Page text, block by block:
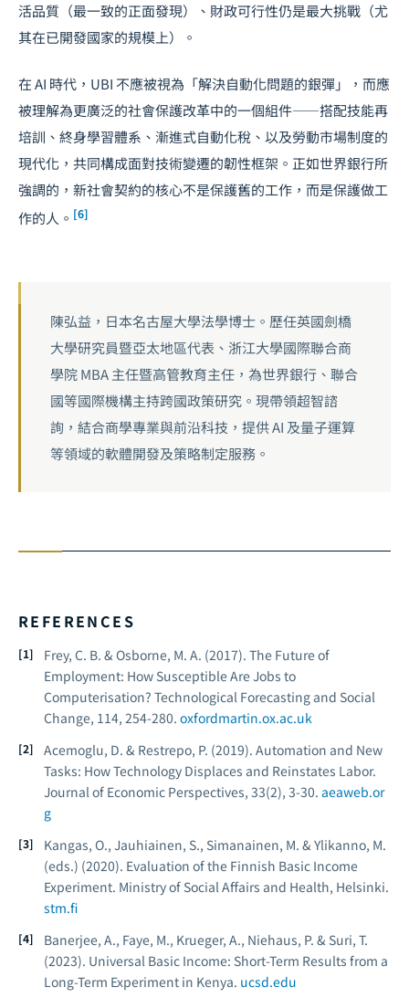
活品質（最一致的正面發現）、財政可行性仍是最大挑戰（尤
其在已開發國家的規模上）。
在 AI 時代，UBI 不應被視為「解決自動化問題的銀彈」，而應
被理解為更廣泛的社會保護改革中的一個組件——搭配技能再
培訓、終身學習體系、漸進式自動化稅、以及勞動市場制度的
現代化，共同構成面對技術變遷的韌性框架。正如世界銀行所
強調的，新社會契約的核心不是保護舊的工作，而是保護做工
作的人。 [6]
陳弘益，日本名古屋大學法學博士。歷任英國劍橋
大學研究員暨亞太地區代表、浙江大學國際聯合商
學院 MBA 主任暨高管教育主任，為世界銀行、聯合
國等國際機構主持跨國政策研究。現帶領超智諮
詢，結合商學專業與前沿科技，提供 AI 及量子運算
等領域的軟體開發及策略制定服務。
REFERENCES
Frey, C. B. & Osborne, M. A. (2017). The Future of
Employment: How Susceptible Are Jobs to
Computerisation? Technological Forecasting and Social
Change, 114, 254-280. oxfordmartin.ox.ac.uk
Acemoglu, D. & Restrepo, P. (2019). Automation and New
Tasks: How Technology Displaces and Reinstates Labor.
Journal of Economic Perspectives, 33(2), 3-30. aeaweb.or
g
Kangas, O., Jauhiainen, S., Simanainen, M. & Ylikanno, M.
(eds.) (2020). Evaluation of the Finnish Basic Income
Experiment. Ministry of Social Affairs and Health, Helsinki.
stm.fi
Banerjee, A., Faye, M., Krueger, A., Niehaus, P. & Suri, T.
(2023). Universal Basic Income: Short-Term Results from a
Long-Term Experiment in Kenya. ucsd.edu